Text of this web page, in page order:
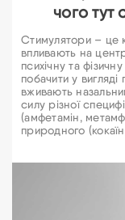
чого тут
Стимулятори – це
впливають на
психічну та
побачити у
вживають
силу різної
(амфетамін,
природного